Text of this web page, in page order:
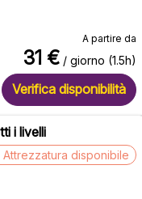
A partire da
31 € / giorno (1.5h)
Verifica disponibilità
i livelli
Attrezzatura disponibile